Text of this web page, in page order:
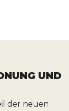
UND
der neuen